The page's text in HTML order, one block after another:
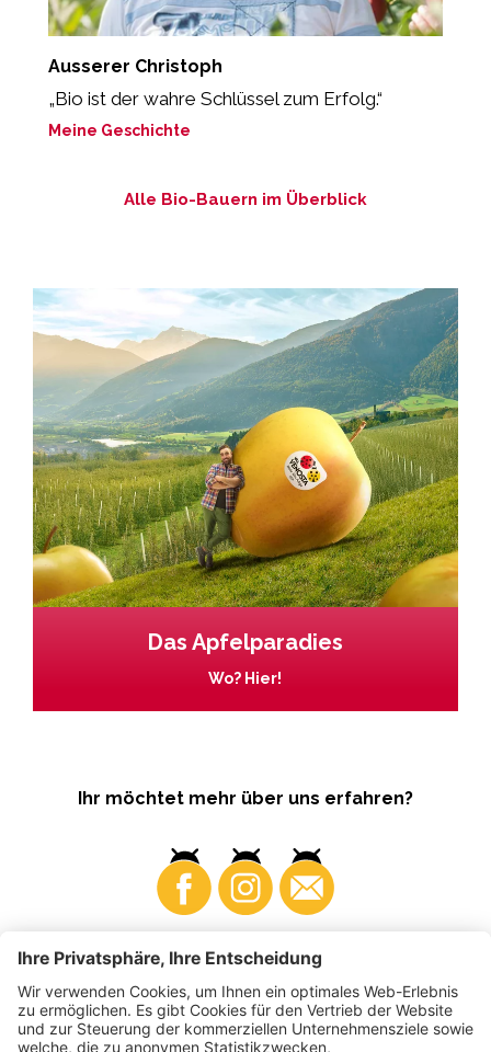
Ausserer Christoph
„Bio ist der wahre Schlüssel zum Erfolg.“
Meine Geschichte
Alle Bio-Bauern im Überblick
Das Apfelparadies
Wo? Hier!
Ihr möchtet mehr über uns erfahren?
Business Produzenten